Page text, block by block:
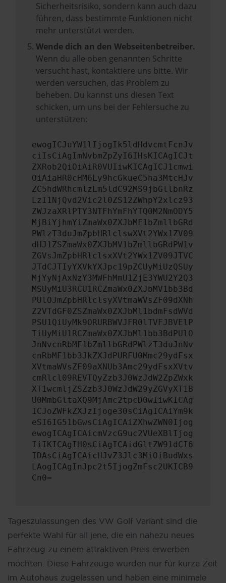
Sicherheitsrisiko, sondern kann auch dazu
führen, dass bestimmte Funktionen nicht
mehr unterstützt werden.
Wende dich an den Webseitenbetreiber.
Wenn du alle oben genannten Schritte
versucht hast, kontaktiere uns bitte. Wir
werden versuchen, das Problem zu
beheben. Du kannst uns diesen Text
schicken, um uns bei der Fehlersuche zu
unterstützen:
ewogICJuYW1lIjogIk5ldHdvcmtFcnJv
ciIsCiAgImNvbmZpZyI6IHsKICAgICJt
ZXRob2QiOiAiR0VUIiwKICAgICJ1cmwi
OiAiaHR0cHM6Ly9hcGkueC5ha3MtcHJv
ZC5hdWRhcmlzLm5ldC92MS9jbGllbnRz
LzI1NjQvd2Vic2l0ZS12ZWhpY2xlcz93
ZWJzaXRlPTY3NTFhYmFhYTQ0M2NmODY5
MjBiYjhmYiZmaWx0ZXJbMF1bZmllbGRd
PWlzT3duJmZpbHRlclswXVt2YWx1ZV09
dHJ1ZSZmaWx0ZXJbMV1bZmllbGRdPW1v
ZGVsJmZpbHRlclsxXVt2YWx1ZV09JTVC
JTdCJTIyYXVkYXJpc19pZCUyMiUzQSUy
MjYyNjAxNzY3MWFhMmU1ZjE3YWU2Y2Q3
MSUyMiU3RCU1RCZmaWx0ZXJbMV1bb3Bd
PUlOJmZpbHRlclsyXVtmaWVsZF09dXNh
Z2VTdGF0ZSZmaWx0ZXJbMl1bdmFsdWVd
PSU1QiUyMk9ORURBWVJFR0lTVFJBVElP
TiUyMiU1RCZmaWx0ZXJbMl1bb3BdPUlO
JnNvcnRbMF1bZmllbGRdPWlzT3duJnNv
cnRbMF1bb3JkZXJdPURFU0Mmc29ydFsx
XVtmaWVsZF09aXNUb3Amc29ydFsxXVtv
cmRlcl09REVTQyZzb3J0WzJdW2ZpZWxk
XT1wcmljZSZzb3J0WzJdW29yZGVyXT1B
U0MmbGltaXQ9MjAmc2tpcD0wIiwKICAg
ICJoZWFkZXJzIjoge30sCiAgICAiYm9k
eSI6IG51bGwsCiAgICAiZXhwZWN0Ijog
ewogICAgICAicmVzcG9uc2VUeXBlIjog
IiIKICAgIH0sCiAgICAidGltZW91dCI6
IDAsCiAgICAicHJvZ3Jlc3MiOiBudWxs
LAogICAgInJpc2t5IjogZmFsc2UKICB9
Cn0=
Tageszulassungen des VW Golf Variant sind die
perfekte Wahl für all jene, die ein nahezu neues
Fahrzeug zu einem attraktiven Preis erwerben
möchten. Diese Fahrzeuge wurden nur für kurze Zeit
im Autohaus zugelassen und haben eine minimale